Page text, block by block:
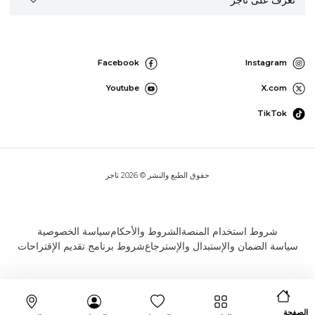
Instagram
Facebook
X.com
Youtube
TikTok
حقوق الطبع والنشر © 2026 تاجر
شروط استخدام المنصةالشروط والأحكامسياسة الخصوصية
سياسة الضمان والإستبدال والإسترجاعشروط برنامج تقديم الإقتراحات
الصفحة